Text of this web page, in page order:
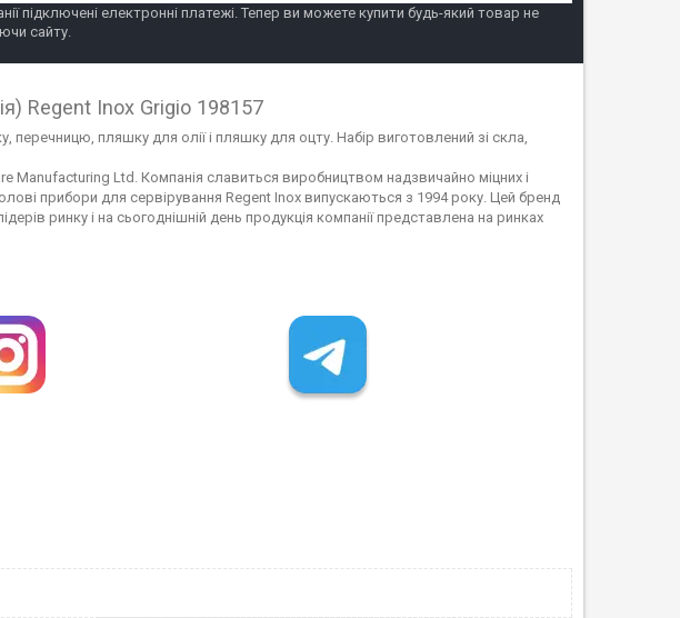
підключені електронні платежі. Тепер ви можете купити будь-який товар не
сайту.
Regent Inox Grigio 198157
перечницю, пляшку для олії і пляшку для оцту. Набір виготовлений зі скла,
Manufacturing Ltd. Компанія славиться виробництвом надзвичайно міцних і
прибори для сервірування Regent Inox випускаються з 1994 року. Цей бренд
ринку і на сьогоднішній день продукція компанії представлена на ринках